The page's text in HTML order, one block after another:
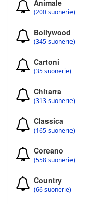
Animale
(200 suonerie)
Bollywood
(345 suonerie)
Cartoni
(35 suonerie)
Chitarra
(313 suonerie)
Classica
(165 suonerie)
Coreano
(558 suonerie)
Country
(66 suonerie)